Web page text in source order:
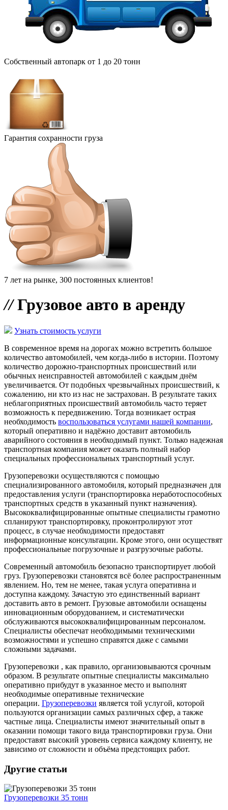
Собственный автопарк от 1 до 20 тонн
Гарантия сохранности груза
7 лет на рынке, 300 постоянных клиентов!
//Грузовое авто в аренду
Узнать стоимость услуги
В современное время на дорогах можно встретить большое
количество автомобилей, чем когда-либо в истории. Поэтому
количество дорожно-транспортных происшествий или
обычных неисправностей автомобилей с каждым днём
увеличивается. От подобных чрезвычайных происшествий, к
сожалению, ни кто из нас не застрахован. В результате таких
неблагоприятных происшествий автомобиль часто теряет
возможность к передвижению. Тогда возникает острая
необходимость воспользоваться услугами нашей компании,
который оперативно и надёжно доставит автомобиль
аварийного состояния в необходимый пункт. Только надежная
транспортная компания может оказать полный набор
специальных профессиональных транспортный услуг.
Грузоперевозки осуществляются с помощью
специализированного автомобиля, который предназначен для
предоставления услуги (транспортировка неработоспособных
транспортных средств в указанный пункт назначения).
Высококвалифицированные опытные специалисты грамотно
спланируют транспортировку, проконтролируют этот
процесс, в случае необходимости предоставят
информационные консультации. Кроме этого, они осуществят
профессиональные погрузочные и разгрузочные работы.
Современный автомобиль безопасно транспортирует любой
груз. Грузоперевозки становятся всё более распространенным
явлением. Но, тем не менее, такая услуга оперативна и
доступна каждому. Зачастую это единственный вариант
доставить авто в ремонт. Грузовые автомобили оснащены
инновационным оборудованием, и систематически
обслуживаются высококвалифицированным персоналом.
Специалисты обеспечат необходимыми техническими
возможностями и успешно справятся даже с самыми
сложными задачами.
Грузоперевозки , как правило, организовываются срочным
образом. В результате опытные специалисты максимально
оперативно прибудут в указанное место и выполнят
необходимые оперативные технические
операции. Грузоперевозки является той услугой, которой
пользуются организации самых различных сфер, а также
частные лица. Специалисты имеют значительный опыт в
оказании помощи такого вида транспортировки груза. Они
предоставят высокий уровень сервиса каждому клиенту, не
зависимо от сложности и объёма предстоящих работ.
Другие статьи
Грузоперевозки 35 тонн